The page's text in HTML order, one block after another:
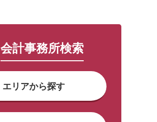
会計事務所検索
エリアから探す